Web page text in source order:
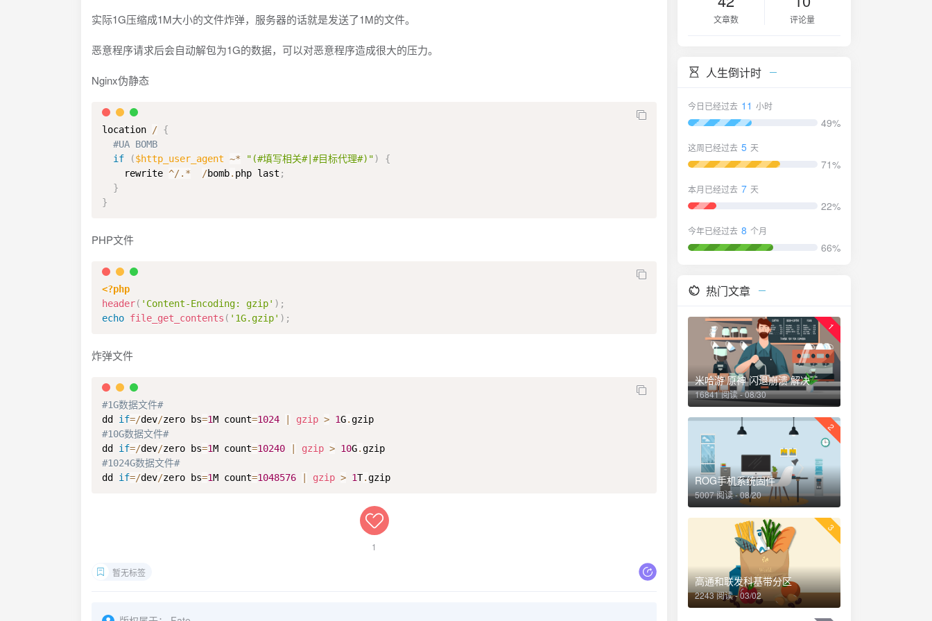
实际1G压缩成1M大小的文件炸弹，服务器的话就是发送了1M的文件。
恶意程序请求后会自动解包为1G的数据，可以对恶意程序造成很大的压力。
Nginx伪静态
location / {
#UA BOMB
if
($http_user_agent ~* "(#填写相关#|#目标代理#)")
{
    rewrite
^/. * /bomb. php last ;
}
}
PHP文件
<?php
header( 'Content-Encoding: gzip' ) ;
echo file_get_contents ( '1G.gzip' ) ;
炸弹文件
#1G数据文件#
dd if=/dev/zero bs=1M count=1024 gzip > 1G.
#10G数据文件#
dd if=/dev/zero bs=1M count=10240 gzip > 10G.
#1024G数据文件#
dd if=/dev/zero bs=1M count=1048576 gzip > 1T.gzip
1
暂无标签
文章数 评论量
人生倒计时
今日已经过去 11 小时
49%
这周已经过去 5 天
71%
本月已经过去 7 天
22%
今年已经过去 8 个月
66%
热门文章
1
米哈游 原神 闪退崩溃 解决
16841 阅读 - 08/30
2
ROG手机系统固件
5007 阅读 - 08/20
3
高通和联发科基带分区
2243 阅读 - 03/02